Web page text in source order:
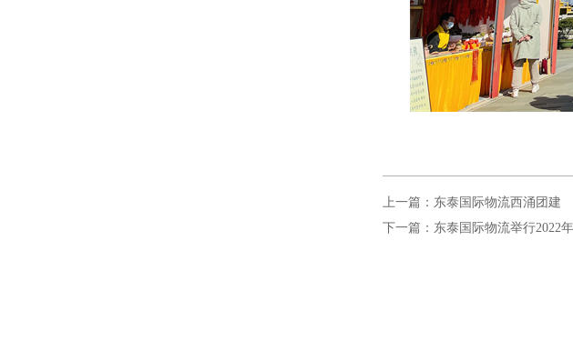
上一篇：东泰国际物流西涌团建
下一篇：东泰国际物流举行2022